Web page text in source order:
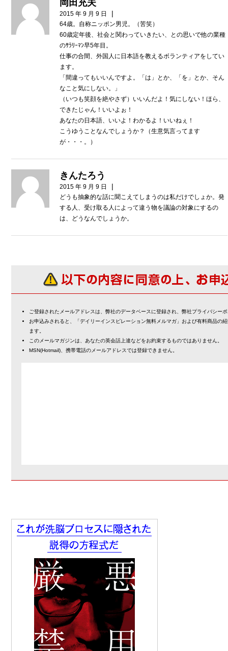
2015 年 9 月 9 日 |
64歳。自称ニッポン男児。（苦笑）
60歳定年後、社会と関わっていきたい、との思いで他の業種
のｻﾗﾘｰﾏﾝ早5年目。
仕事の合間、外国人に日本語を教えるボランティアをしてい
ます。
「間違ってもいいんですよ。「は」とか、「を」とか、そん
なこと気にしない。」
（いつも笑顔を絶やさず）いいんだよ！気にしない！ほら、
できたじゃん！いいよぉ！
あなたの日本語、いいよ！わかるよ！いいねぇ！
こうゆうことなんでしょうか？（生意気言ってます
が・・・。）
きんたろう
2015 年 9 月 9 日 |
どうも抽象的な話に聞こえてしまうのは私だけでしょか。発
する人、受け取る人によって違う物を議論の対象にするの
は、どうなんでしょうか。
ご登録されたメールアドレスは、弊社のデータベースに登録され、弊社プライバシー
お申込みされると、「デイリーインスピレーション無料メルマガ」および有料商品の
ます。
このメールマガジンは、あなたの英会話上達などをお約束するものではありません。
MSN(Hotmail)、携帯電話のメールアドレスでは登録できません。